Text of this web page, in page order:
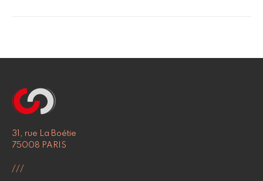
31, rue La Boétie
75008 PARIS
///